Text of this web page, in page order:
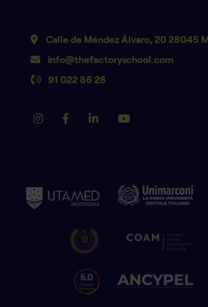
Calle de Méndez Álvaro, 20 28045
info@thefactoryschool.com
91 022 86 28